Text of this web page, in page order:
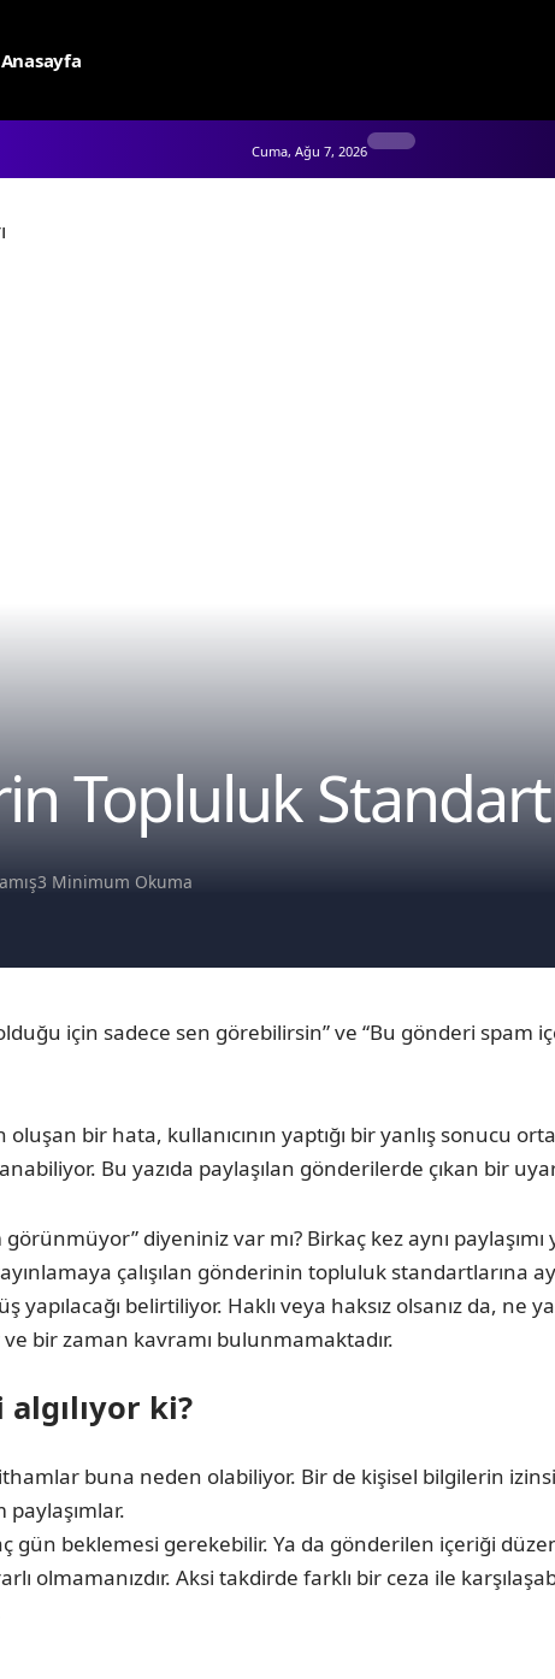
Anasayfa
Cuma, Ağu 7, 2026
Topluluk
3 Minimum Okuma
için sadece sen görebilirsin” ve “Bu gönderi spam
bir hata, kullanıcının yaptığı bir yanlış sonucu
Bu yazıda paylaşılan gönderilerde çıkan bir
diyeniniz var mı? Birkaç kez aynı
çalışılan gönderinin topluluk standartlarına
belirtiliyor. Haklı veya haksız olsanız da, ne
bir zaman kavramı bulunmamaktadır.
ki?
buna neden olabiliyor. Bir de kişisel bilgilerin
paylaşımlar.
gün beklemesi gerekebilir. Ya da gönderilen içeriği
olmamanızdır. Aksi takdirde farklı bir ceza ile